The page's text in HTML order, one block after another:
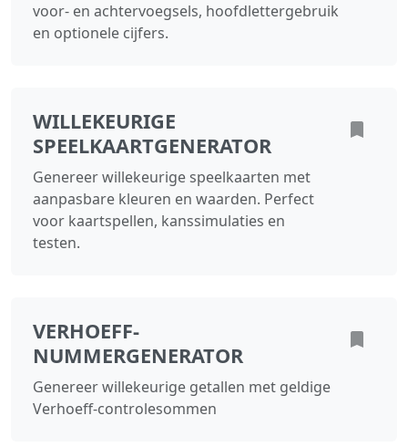
voor‑ en achtervoegsels, hoofdlettergebruik
en optionele cijfers.
WILLEKEURIGE
SPEELKAARTGENERATOR
Genereer willekeurige speelkaarten met
aanpasbare kleuren en waarden. Perfect
voor kaartspellen, kanssimulaties en
testen.
VERHOEFF-
NUMMERGENERATOR
Genereer willekeurige getallen met geldige
Verhoeff-controlesommen